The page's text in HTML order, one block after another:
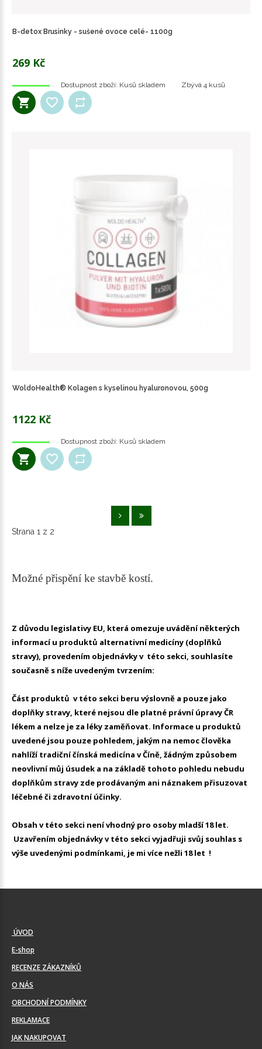
B-detox Brusinky - sušené ovoce celé- 1100g
269 Kč
Dostupnost zboží: Kusů skladem Zbývá 4 kusů
WoldoHealth® Kolagen s kyselinou hyaluronovou, 500g
1122 Kč
Dostupnost zboží: Kusů skladem
Strana 1 z 2
Možné přispění ke stavbě kostí.
Z důvodu legislativy EU, která omezuje uvádění některých
informací u produktů alternativní medicíny (doplňků
stravy), provedením objednávky v této sekci, souhlasíte
současně s níže uvedeným tvrzením:
Část produktů v této sekci beru výslovně a pouze jako
doplňky stravy, které nejsou dle platné právní úpravy ČR
lékem a nelze je za léky zaměňovat. Informace u produktů
uvedené jsou pouze pohledem, jakým na nemoc člověka
nahlíží tradiční čínská medicína v Číně, žádným způsobem
neovlivní můj úsudek a na základě tohoto pohledu nebudu
doplňkům stravy zde prodávaným ani náznakem přisuzovat
léčebné či zdravotní účinky.
Obsah v této sekci není vhodný pro osoby mladší 18 let.
Uzavřením objednávky v této sekci vyjadřuji svůj souhlas s
výše uvedenými podmínkami, je mi více nežli 18 let !
ÚVOD
E-shop
RECENZE ZÁKAZNÍKŮ
O NÁS
OBCHODNÍ PODMÍNKY
REKLAMACE
JAK NAKUPOVAT